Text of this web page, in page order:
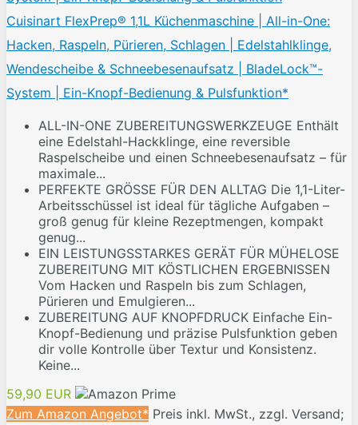
Cuisinart FlexPrep® 1,1L Küchenmaschine | All-in-One:
Hacken, Raspeln, Pürieren, Schlagen | Edelstahlklinge,
Wendescheibe & Schneebesenaufsatz | BladeLock™-
System | Ein-Knopf-Bedienung & Pulsfunktion*
ALL-IN-ONE ZUBEREITUNGSWERKZEUGE Enthält
eine Edelstahl-Hackklinge, eine reversible
Raspelscheibe und einen Schneebesenaufsatz – für
maximale...
PERFEKTE GRÖSSE FÜR DEN ALLTAG Die 1,1-Liter-
Arbeitsschüssel ist ideal für tägliche Aufgaben –
groß genug für kleine Rezeptmengen, kompakt
genug...
EIN LEISTUNGSSTARKES GERÄT FÜR MÜHELOSE
ZUBEREITUNG MIT KÖSTLICHEN ERGEBNISSEN
Vom Hacken und Raspeln bis zum Schlagen,
Pürieren und Emulgieren...
ZUBEREITUNG AUF KNOPFDRUCK Einfache Ein-
Knopf-Bedienung und präzise Pulsfunktion geben
dir volle Kontrolle über Textur und Konsistenz.
Keine...
59,90 EUR
Zum Amazon Angebot* Preis inkl. MwSt., zzgl. Versand;